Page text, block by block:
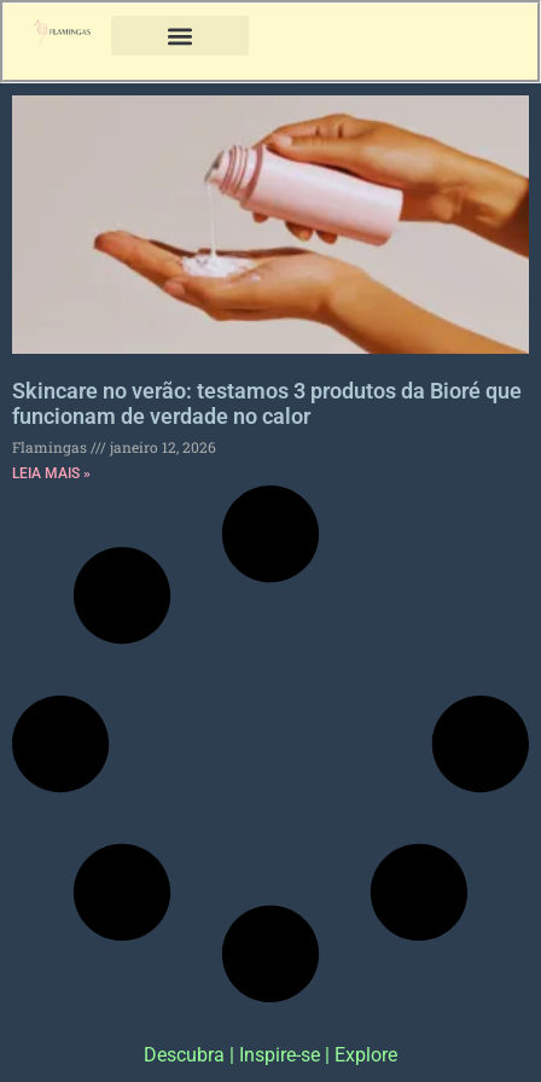
Skincare no verão: testamos 3 produtos da Bioré que
funcionam de verdade no calor
Flamingas janeiro 12, 2026
LEIA MAIS »
Descubra | Inspire-se | Explore